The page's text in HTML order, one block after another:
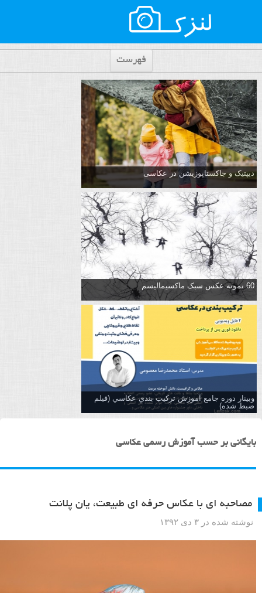
فهرست
دیپتیک و جاکستا‌پوزیشن در عکاسی
60 نمونه عکس سبک ماکسیمالیسم
وبینار دوره جامع آموزش تركيب بندي عكاسي (فیلم
ضبط شده)
بایگانی بر حسب آموزش رسمی عکاسی
مصاحبه ای با عکاس حرفه ای طبیعت، یان پلانت
نوشته شده در ۳ دی ۱۳۹۲